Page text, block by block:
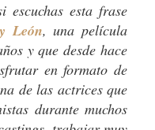
escuchas esta frase
León, una película
y que desde hace
en formato de
de las actrices que
durante muchos